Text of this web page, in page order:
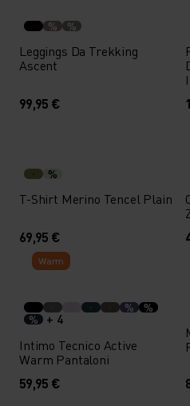
% %
Leggings Da Trekking
Ascent
99,95 €
%
T-Shirt Merino Tencel Plain
69,95 €
Warm
%
%
%
+ 4
Intimo Tecnico Active
Warm Pantaloni
59,95 €